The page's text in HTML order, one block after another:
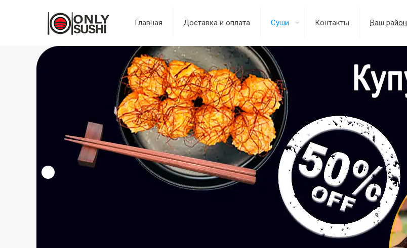
Главная Доставка и оплата Суши Контакты Ваш район